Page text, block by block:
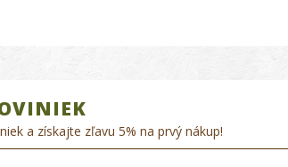
a získajte zľavu 5% na prvý nákup!